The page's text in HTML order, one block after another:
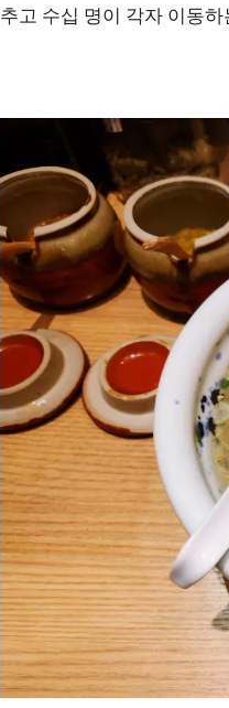
추고 수십 명이 각자 이동